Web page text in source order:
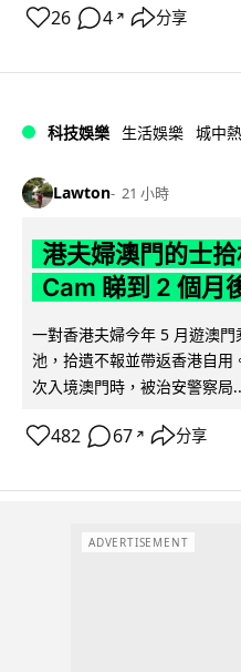
26 4 ↗ 分享
科技娛樂 生活娛樂 城中
Lawton 21 小時
港夫婦澳門的士
Cam 睇到 2 個月
一對香港夫婦今年 5 月遊澳
池，拾遺不報並帶返香港自
次入境澳門時，被治安警察局
482 67 ↗ 分享
ADVERTISEMENT